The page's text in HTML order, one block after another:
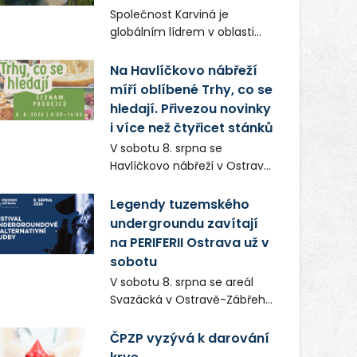
moravskoslezskou metropoli
nevybrali náhodou – její
přirozenou součástí příběhu
bývalého boxerského
šampiona Hoffa (Milan
Ondrík), jenž se po letech
vrací do světa vrcholových
zápasů, tentokrát v MMA.
Společnost Karviná je
globálním lídrem v oblasti
systémů, stabilním
zaměstnavatelem na
Karvinsku a firmou s
obrovským potenciálem.
Na Havlíčkovo nábřeží
míří oblíbené Trhy, co se
hledají. Přivezou novinky
i více než čtyřicet stánků
V sobotu 8. srpna se
Havlíčkovo nábřeží v Ostravě
vůní, chutí a poctivých
lokálních výrobků. Trhy, co se
hledají tentokrát nabídnou
více než čtyřicet pečlivě
vybraných stánků s kvalitní
gastronomií, farmářskými
produkty, designem i
Návštěvníci se mohou těšit
Legendy tuzemského
undergroundu zavítají
na PERIFERII Ostrava už v
sobotu
V sobotu 8. srpna se areál
Svazácká v Ostravě-Zábřehu
undergroundové a
alternativní hudby. Uskuteční
ČPZP vyzývá k darování